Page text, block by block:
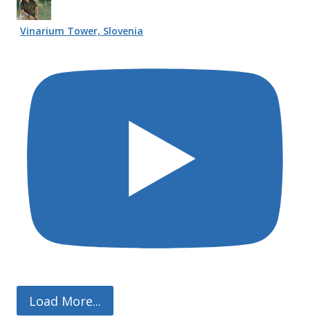
Vinarium Tower, Slovenia
Load More...